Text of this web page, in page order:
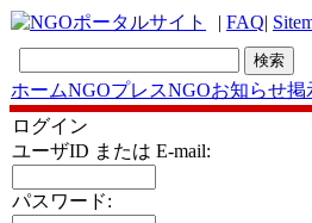
| FAQ|
ホームNGOプレスNGOお知らせ掲
ログイン
ユーザID または E-mail:
パスワード: